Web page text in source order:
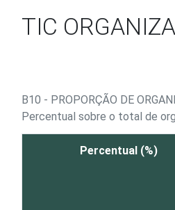
TIC
B10 - PROPORÇÃO DE
Percentual sobre o total de
Percentual (%)